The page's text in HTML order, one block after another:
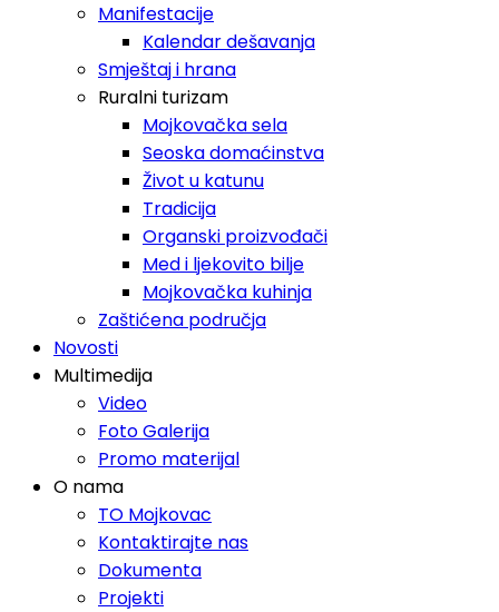
Manifestacije
Kalendar dešavanja
Smještaj i hrana
Ruralni turizam
Mojkovačka sela
Seoska domaćinstva
Život u katunu
Tradicija
Organski proizvođači
Med i ljekovito bilje
Mojkovačka kuhinja
Zaštićena područja
Novosti
Multimedija
Video
Foto Galerija
Promo materijal
O nama
TO Mojkovac
Kontaktirajte nas
Dokumenta
Projekti